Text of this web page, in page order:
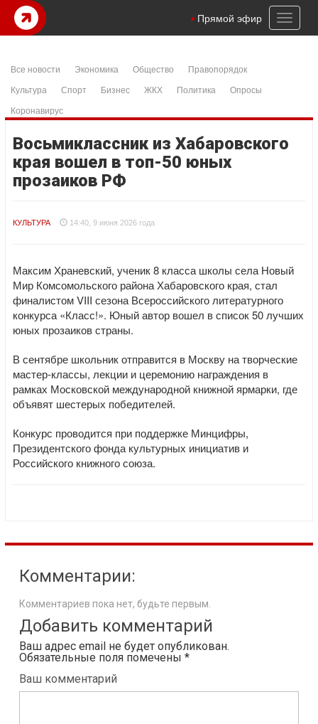
Toggle
Прямой эфир
Все новости Экономика Общество
Правопорядок
Культура
Спорт Бизнес ЖКХ Политика
Опросы
Коронавирус
Восьмиклассник из Хабаровского
края вошел в топ-50 юных
прозаиков РФ
КУЛЬТУРА 14:40, 9 июня 2026 года
Максим Храневский, ученик 8 класса школы села Новый
Мир Комсомольского района Хабаровского края, стал
финалистом VIII сезона Всероссийского литературного
конкурса «Класс!». Юный автор вошел в список 50 лучших
юных прозаиков страны.
В сентябре школьник отправится в Москву на творческие
мастер-классы, лекции и церемонию награждения в
рамках Московской международной книжной ярмарки, где
объявят шестерых победителей.
Конкурс проводится при поддержке Минцифры,
Президентского фонда культурных инициатив и
Российского книжного союза.
Комментарии:
Комментариев пока нет, будьте первым.
Добавить комментарий
Ваш адрес email не будет опубликован.
Обязательные поля помечены *
Ваш комментарий